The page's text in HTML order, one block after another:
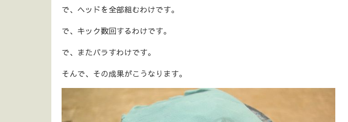
で、ヘッドを全部組むわけです。
で、キック数回するわけです。
で、またバラすわけです。
そんで、その成果がこうなります。